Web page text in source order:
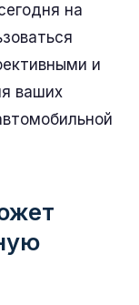
на
и
ваших